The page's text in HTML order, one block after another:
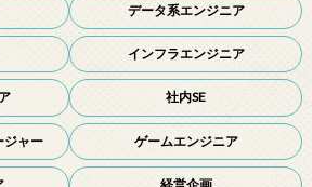
データ系エンジニア
インフラエンジニア
社内SE
ジャー ゲームエンジニア